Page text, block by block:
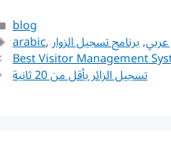
Categories
blog
Tags
arabic, عربي,برنامج تسجيل الزوار
Best Visitor Management
تسجيل الزائر بأقل من 20 ثانية